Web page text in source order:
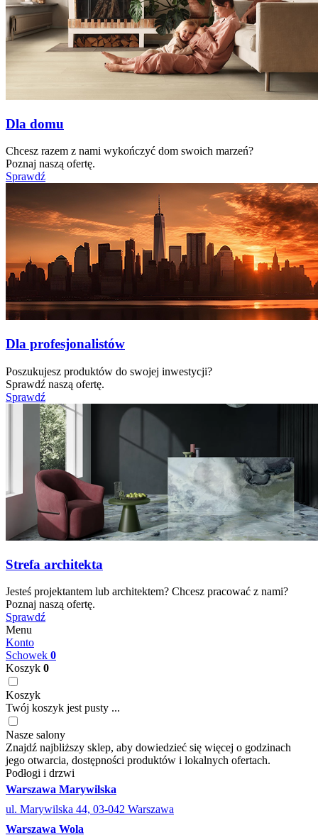
Dla domu
Chcesz razem z nami wykończyć dom swoich marzeń?
Poznaj naszą ofertę.
Sprawdź
Dla profesjonalistów
Poszukujesz produktów do swojej inwestycji?
Sprawdź naszą ofertę.
Sprawdź
Strefa architekta
Jesteś projektantem lub architektem? Chcesz pracować z nami?
Poznaj naszą ofertę.
Sprawdź
Menu
Konto
Schowek 0
Koszyk 0
Koszyk
Twój koszyk jest pusty ...
Nasze salony
Znajdź najbliższy sklep, aby dowiedzieć się więcej o godzinach
jego otwarcia, dostępności produktów i lokalnych ofertach.
Podłogi i drzwi
Warszawa Marywilska
ul. Marywilska 44, 03-042 Warszawa
Warszawa Wola